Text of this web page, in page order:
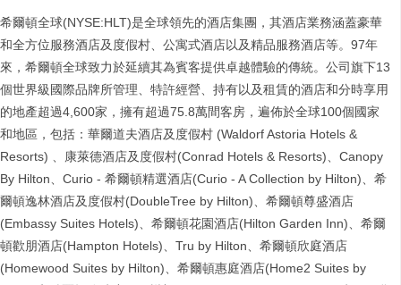
希爾頓全球(NYSE:HLT)是全球領先的酒店集團，其酒店業務涵蓋豪華
和全方位服務酒店及度假村、公寓式酒店以及精品服務酒店等。97年
來，希爾頓全球致力於延續其為賓客提供卓越體驗的傳統。公司旗下13
個世界級國際品牌所管理、特許經營、持有以及租賃的酒店和分時享用
的地產超過4,600家，擁有超過75.8萬間客房，遍佈於全球100個國家
和地區，包括：華爾道夫酒店及度假村 (Waldorf Astoria Hotels &
Resorts) 、康萊德酒店及度假村(Conrad Hotels & Resorts)、Canopy
By Hilton、Curio - 希爾頓精選酒店(Curio - A Collection by Hilton)、希
爾頓逸林酒店及度假村(DoubleTree by Hilton)、希爾頓尊盛酒店
(Embassy Suites Hotels)、希爾頓花園酒店(Hilton Garden Inn)、希爾
頓歡朋酒店(Hampton Hotels)、Tru by Hilton、希爾頓欣庭酒店
(Homewood Suites by Hilton)、希爾頓惠庭酒店(Home2 Suites by